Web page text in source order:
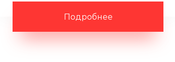
Подробнее